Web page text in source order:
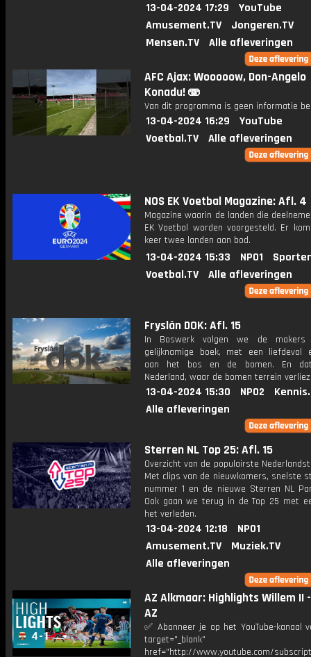
13-04-2024 17:29
YouTube
Amusement.TV
Jongeren.TV
Mensen.TV
Alle afleveringen
AFC Ajax: Wooooow, Don-Angelo
Konadu! 🫨
Van dit programma is geen informatie
13-04-2024 16:29
YouTube
Voetbal.TV
Alle afleveringen
NOS EK Voetbal Magazine: Afl. 4
Magazine waarin de landen die
EK Voetbal worden voorgesteld. Er
keer twee landen aan bod.
13-04-2024 15:33 NPO1
Voetbal.TV
Alle afleveringen
Fryslân DOK: Afl. 15
In Boswerk volgen we de
gelijknamige boek, met een liefdevol
aan het bos en de bomen. En
Nederland, waar de bomen terrein
13-04-2024 15:30 NPO2
Alle afleveringen
Sterren NL Top 25: Afl. 15
Overzicht van de populairste
Met clips van de nieuwkomers, snelste
nummer 1 en de nieuwe Sterren NL
Ook gaan we terug in de Top 25 met
het verleden.
13-04-2024 12:18
NPO1
Amusement.TV
Muziek.TV
Alle afleveringen
AZ Alkmaar: Highlights Willem II
AZ
✅ Abonneer je op het YouTube-kanaal
target="_blank"
href="http://www.youtube.com/